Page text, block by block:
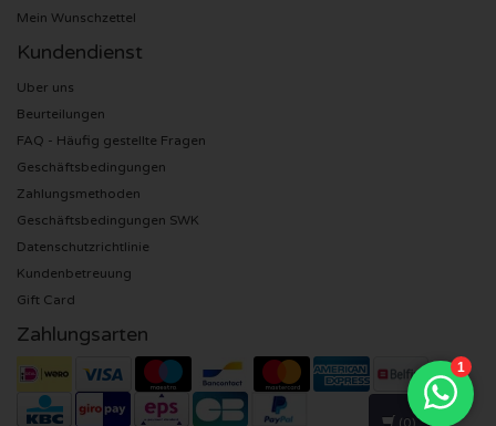
Taylor Swift Karten
Imagine Dragons Karten
Tino Martin Karten
Foo Fighters Karten
Justin Timberlake Karten
Jonas Bothers Karten
Drake Karten
Mein Wunschzettel
Kundendienst
Uber uns
Beurteilungen
FAQ - Häufig gestellte Fragen
Geschäftsbedingungen
Zahlungsmethoden
Geschäftsbedingungen SWK
Datenschutzrichtlinie
Kundenbetreuung
Gift Card
Zahlungsarten
(0)